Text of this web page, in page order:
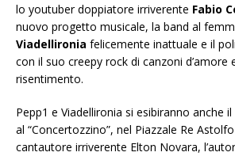
lo youtuber doppiatore irriverente Fabio
nuovo progetto musicale, la band al
Viadellironia felicemente inattuale e il
con il suo creepy rock di canzoni d’amore
risentimento.
Pepp1 e Viadellironia si esibiranno anche il
al “Concertozzino”, nel Piazzale Re
cantautore irriverente Elton Novara,